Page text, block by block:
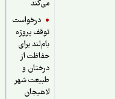
درخواست
توقف پروژه
بام‌لند برای
حفاظت از
درختان و
طبیعت شهر
لاهیجان